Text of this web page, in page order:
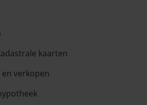
kaarten
verkopen